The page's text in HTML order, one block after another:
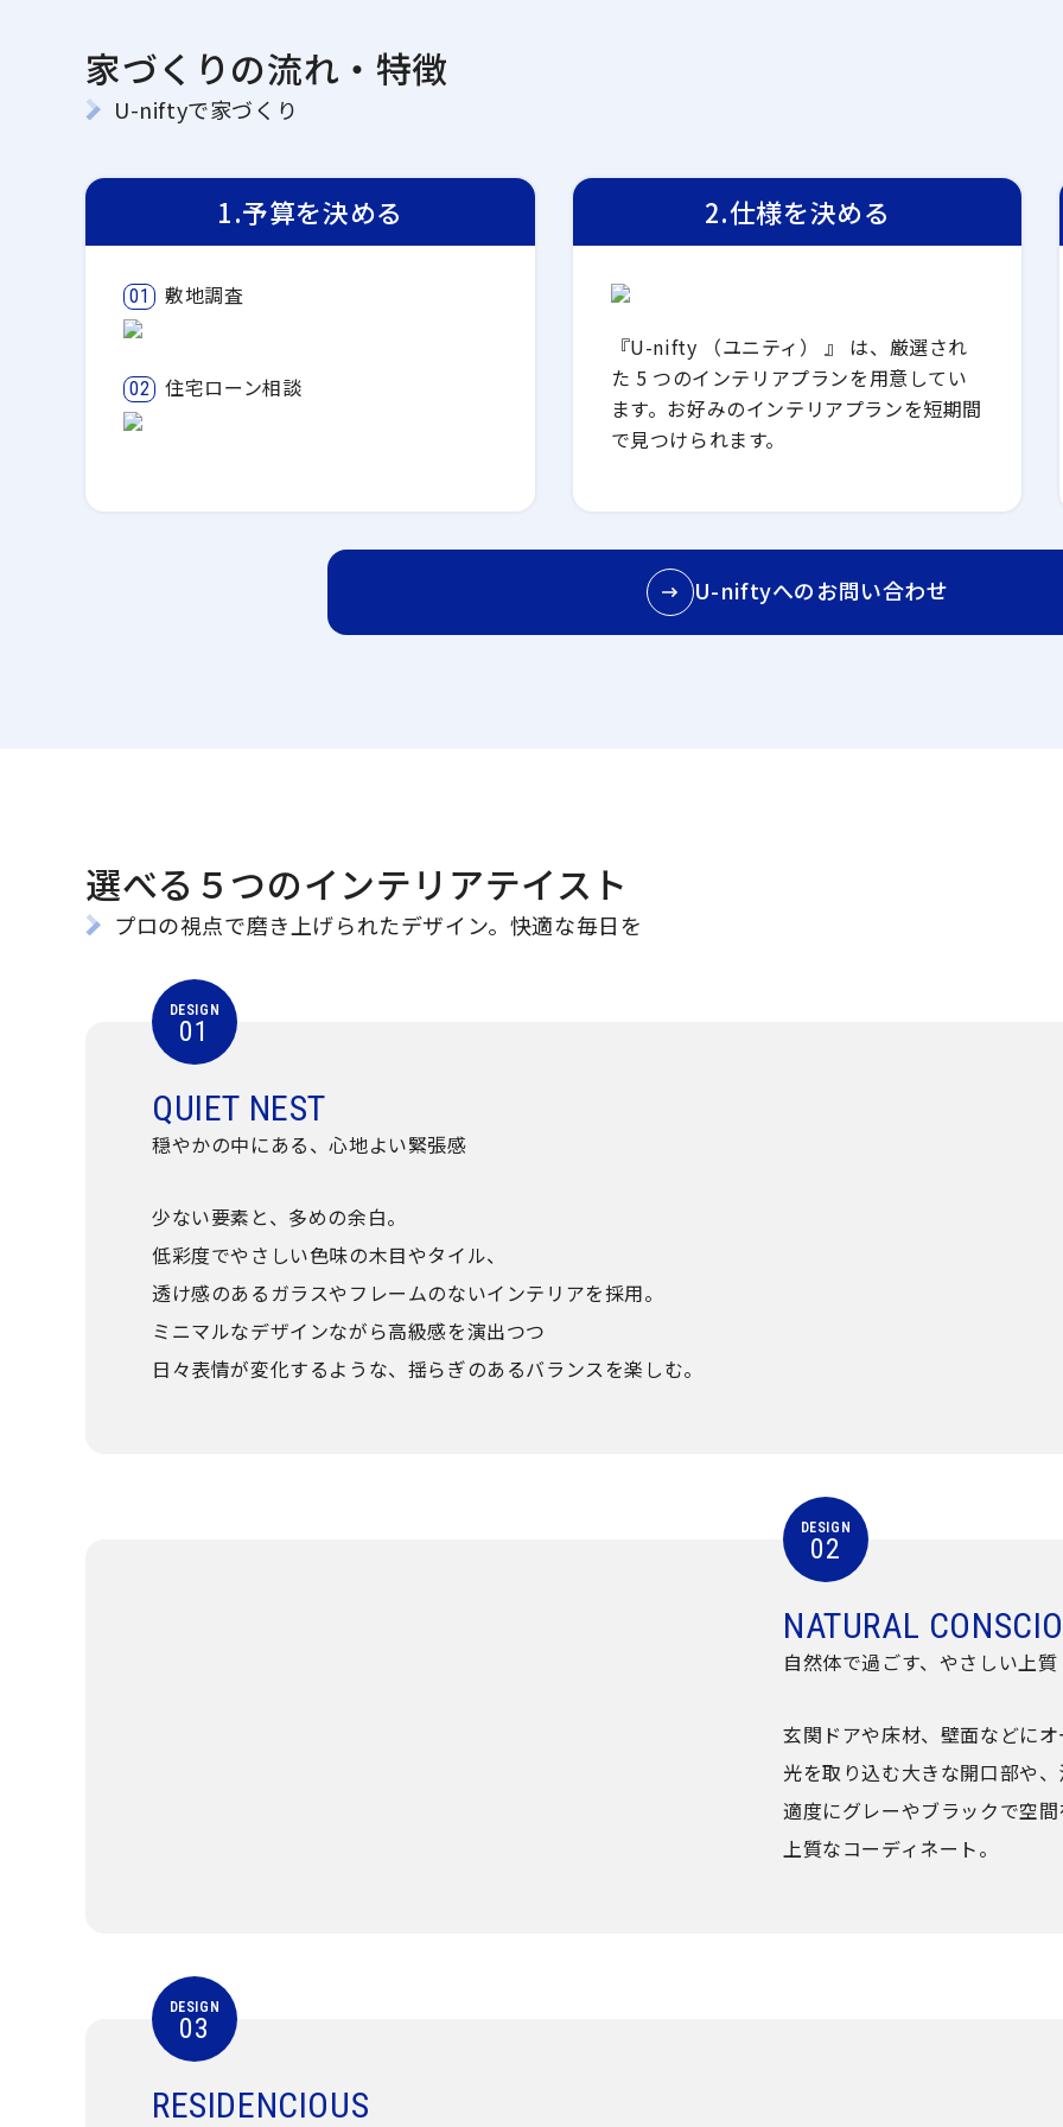
家づくりの流れ・特徴
U-niftyで家づくり
1.予算を決める
01 敷地調査
02 住宅ローン相談
2.仕様を決める
『U-nifty （ユニティ） 』 は、厳選され
た 5 つのインテリアプランを用意してい
ます。お好みのインテリアプランを短期間
で見つけられます。
U-niftyへのお問い合わせ
選べる５つのインテリアテイスト
プロの視点で磨き上げられたデザイン。快適な毎日を
DESIGN
01
QUIET NEST
穏やかの中にある、心地よい緊張感
少ない要素と、多めの余白。
低彩度でやさしい色味の木目やタイル、
透け感のあるガラスやフレームのないインテリアを採用。
ミニマルなデザインながら高級感を演出つつ
日々表情が変化するような、揺らぎのあるバランスを楽しむ。
DESIGN
02
NATURAL
自然体で過ごす、やさしい上質
玄関ドアや床材、壁面などに
光を取り込む大きな開口部や
適度にグレーやブラックで空
上質なコーディネート。
DESIGN
03
RESIDENCIOUS